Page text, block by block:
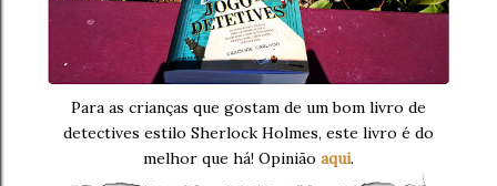
Para as crianças que gostam de um bom livro de
detectives estilo Sherlock Holmes, este livro é do
melhor que há! Opinião aqui.